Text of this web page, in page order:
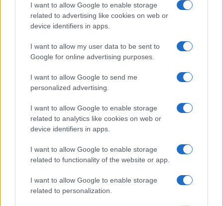
I want to allow Google to enable storage
related to advertising like cookies on web or
device identifiers in apps.
I want to allow my user data to be sent to
Google for online advertising purposes.
I want to allow Google to send me
personalized advertising.
I want to allow Google to enable storage
related to analytics like cookies on web or
device identifiers in apps.
I want to allow Google to enable storage
related to functionality of the website or app.
I want to allow Google to enable storage
related to personalization.
Brent cai 8.3% e arrasta petróleo e ouro para baixo
NÃO CLASSIFICADO